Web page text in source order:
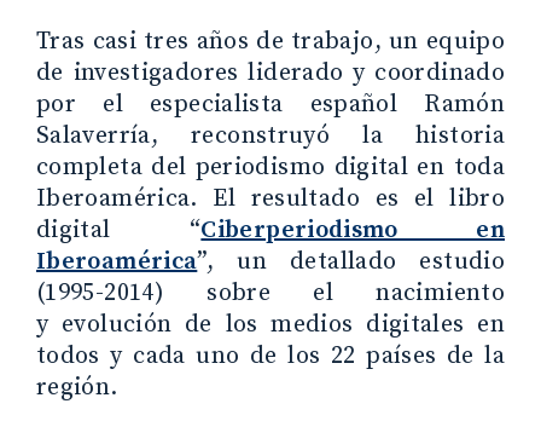
Tras casi tres años de trabajo, un equipo
de investigadores liderado y coordinado
por el especialista español Ramón
Salaverría, reconstruyó la historia
completa del periodismo digital en toda
Iberoamérica. El resultado es el libro
digital “Ciberperiodismo en
Iberoamérica”, un detallado estudio
(1995-2014) sobre el nacimiento
y evolución de los medios digitales en
todos y cada uno de los 22 países de la
región.